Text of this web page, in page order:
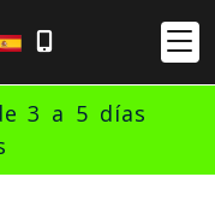
3 a 5 días